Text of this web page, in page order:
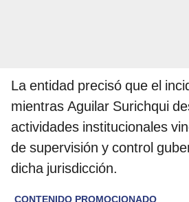
La entidad precisó que el
mientras Aguilar Surichqui
actividades institucionales
de supervisión y control
dicha jurisdicción.